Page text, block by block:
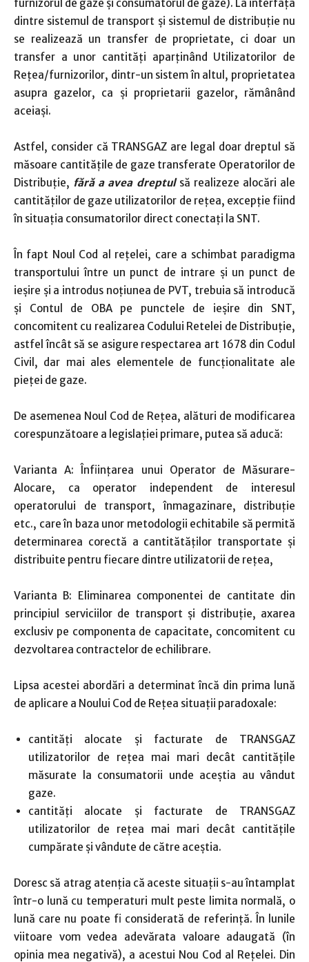
furnizorul de gaze și consumatorul de gaze). La interfața
dintre sistemul de transport și sistemul de distribuție nu
se realizează un transfer de proprietate, ci doar un
transfer a unor cantități aparținând Utilizatorilor de
Rețea/furnizorilor, dintr-un sistem în altul, proprietatea
asupra gazelor, ca și proprietarii gazelor, rămânând
aceiași.
Astfel, consider că TRANSGAZ are legal doar dreptul să
măsoare cantitățile de gaze transferate Operatorilor de
Distribuție, fără a avea dreptulsă realizeze alocări ale
cantităților de gaze utilizatorilor de rețea, excepție fiind
în situația consumatorilor direct conectați la SNT.
În fapt Noul Cod al rețelei, care a schimbat paradigma
transportului între un punct de intrare și un punct de
ieșire și a introdus noțiunea de PVT, trebuia să introducă
și Contul de OBA pe punctele de ieșire din SNT,
concomitent cu realizarea Codului Retelei de Distribuție,
astfel încât să se asigure respectarea art 1678 din Codul
Civil, dar mai ales elementele de funcționalitate ale
pieței de gaze.
De asemenea Noul Cod de Rețea, alături de modificarea
corespunzătoare a legislației primare, putea să aducă:
Varianta A: Înființarea unui Operator de Măsurare-
Alocare, ca operator independent de interesul
operatorului de transport, înmagazinare, distribuție
etc., care în baza unor metodologii echitabile să permită
determinarea corectă a cantitătăților transportate și
distribuite pentru fiecare dintre utilizatorii de rețea,
Varianta B: Eliminarea componentei de cantitate din
principiul serviciilor de transport și distribuție, axarea
exclusiv pe componenta de capacitate, concomitent cu
dezvoltarea contractelor de echilibrare.
Lipsa acestei abordări a determinat încă din prima lună
de aplicare a Noului Cod de Rețea situații paradoxale:
cantități alocate și facturate de TRANSGAZ
utilizatorilor de rețea mai mari decât cantitățile
măsurate la consumatorii unde aceștia au vândut
gaze.
cantități alocate și facturate de TRANSGAZ
utilizatorilor de rețea mai mari decât cantitățile
cumpărate și vândute de către aceștia.
Doresc să atrag atenția că aceste situații s-au întamplat
într-o lună cu temperaturi mult peste limita normală, o
lună care nu poate fi considerată de referință. În lunile
viitoare vom vedea adevărata valoare adaugată (în
opinia mea negativă), a acestui Nou Cod al Rețelei. Din